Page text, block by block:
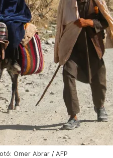
Omer Abrar / AFP